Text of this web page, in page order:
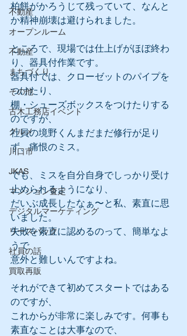
不動産
オープンルーム
不動産
まちづくり
その他
古木工務店イベント
グルメ
川口市
JKAS
マンション査定
デジタルマーケティング
リースバック
社員の話
買取再販
柏餅がかろうじて残っていて、なんと
か精神崩壊は避けられました。
ところで、現場では仕上げがほぼ終わ
り、器具付作業です。
器具付では、クローゼットのパイプを
つけたり、
棚・シューズボックスをつけたりする
のですが、
社員の境野くんまだまだ修行が足り
ず、痛恨のミス。
でも、ミスを自分自身でしっかり受け
止められるようになり、
だいぶ成長したなぁ〜と私、素直に思
いました。
失敗を素直に認めるのって、簡単なよ
うで
意外と難しいんですよね。
それができて初めてスタートではある
のですが、
これからが非常に楽しみです。何事も
素直なことは大事なので、